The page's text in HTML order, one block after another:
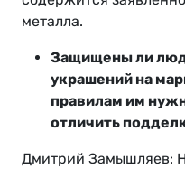
металла.
Защищены ли
украшений на
правилам им
отличить
Дмитрий Замышляев: